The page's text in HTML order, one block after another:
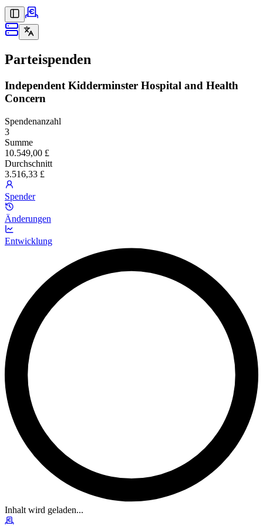
Parteispenden
Independent Kidderminster Hospital and Health
Concern
Spendenanzahl
3
Summe
10.549,00 £
Durchschnitt
3.516,33 £
Spender
Änderungen
Entwicklung
Inhalt wird geladen...